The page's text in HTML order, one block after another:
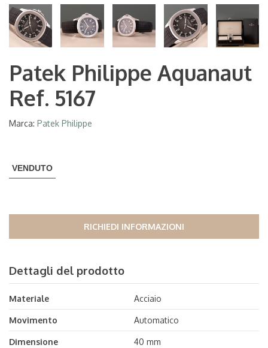
Patek Philippe Aquanaut
Ref. 5167
Marca: Patek Philippe
VENDUTO
RICHIEDI INFORMAZIONI
Dettagli del prodotto
Materiale Acciaio
Movimento Automatico
Dimensione 40 mm